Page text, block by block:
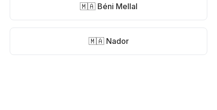
🇲🇦 Béni Mellal
🇲🇦 Nador